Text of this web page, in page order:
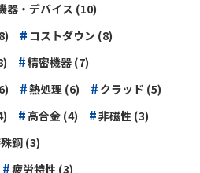
器・デバイス (10)
# コストダウン (8)
#精密機器 (7)
#熱処理 (6) # クラッド (5)
# 高合金 (4) #非磁性 (3)
鋼 (3)
#疲労特性 (3)